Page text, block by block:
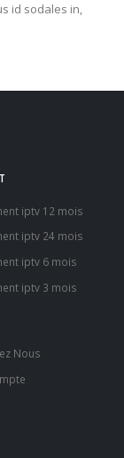
id sodales in,
iptv 12 mois
iptv 24 mois
iptv 6 mois
iptv 3 mois
Nous